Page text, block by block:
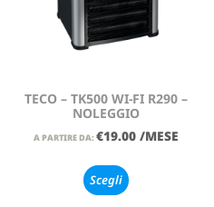
TECO – TK500 WI-FI R290 –
NOLEGGIO
A PARTIRE DA: €19.00 /MESE
Scegli